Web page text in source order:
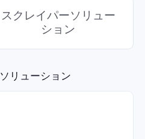
スクレイパーソリュー
ション
リューション